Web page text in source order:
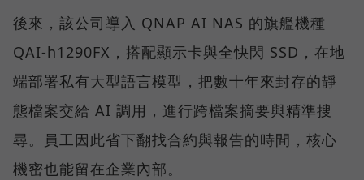
後來，該公司導入 QNAP AI NAS 的旗艦機種
QAI-h1290FX，搭配顯示卡與全快閃 SSD，在地
端部署私有大型語言模型，把數十年來封存的靜
態檔案交給 AI 調用，進行跨檔案摘要與精準搜
尋。員工因此省下翻找合約與報告的時間，核心
機密也能留在企業內部。